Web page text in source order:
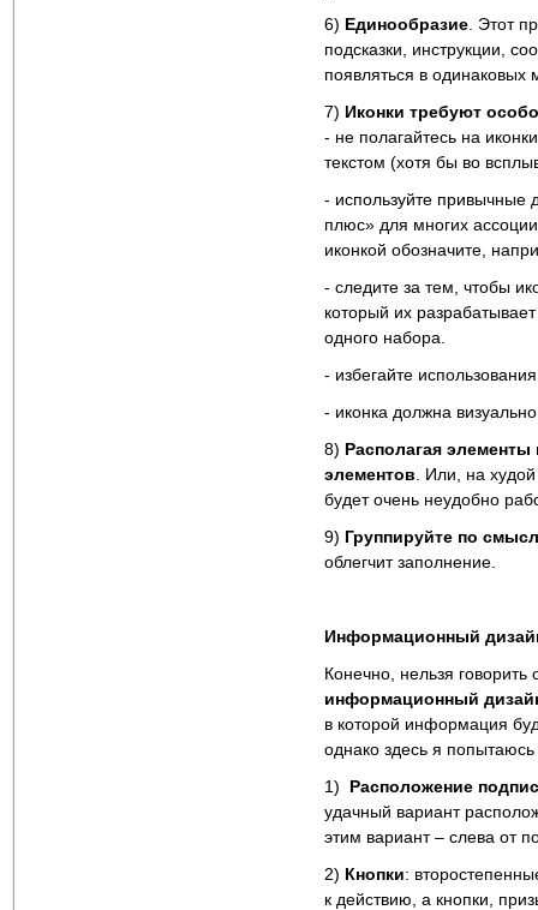
6) Единообразие . Этот
подсказки, инструкции,
появляться в одинаковых
7) Иконки требуют
- не полагайтесь на
текстом (хотя бы во
- используйте привычные
плюс» для многих
иконкой обозначите,
- следите за тем, чтобы
который их
одного набора.
- избегайте
- иконка должна
8) Располагая элементы
элементов . Или, на
будет очень неудобно
9) Группируйте по
облегчит заполнение.
Информационный
Конечно, нельзя
информационный
в которой информация
однако здесь я
1)
Расположение
удачный вариант
этим вариант – слева от
2) Кнопки:
к действию, а кнопки,